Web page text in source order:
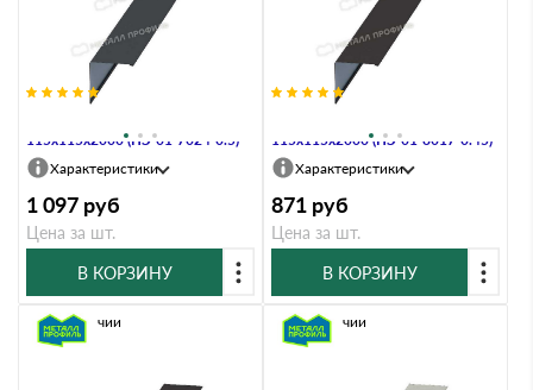
115х115х2000 (ПЭ-01-7024-0.5)
Характеристики
1 097 руб
Цена за шт.
В КОРЗИНУ
115х115х2000 (ПЭ-01-8017-0.45)
Характеристики
871 руб
Цена за шт.
В КОРЗИНУ
В наличии В наличии